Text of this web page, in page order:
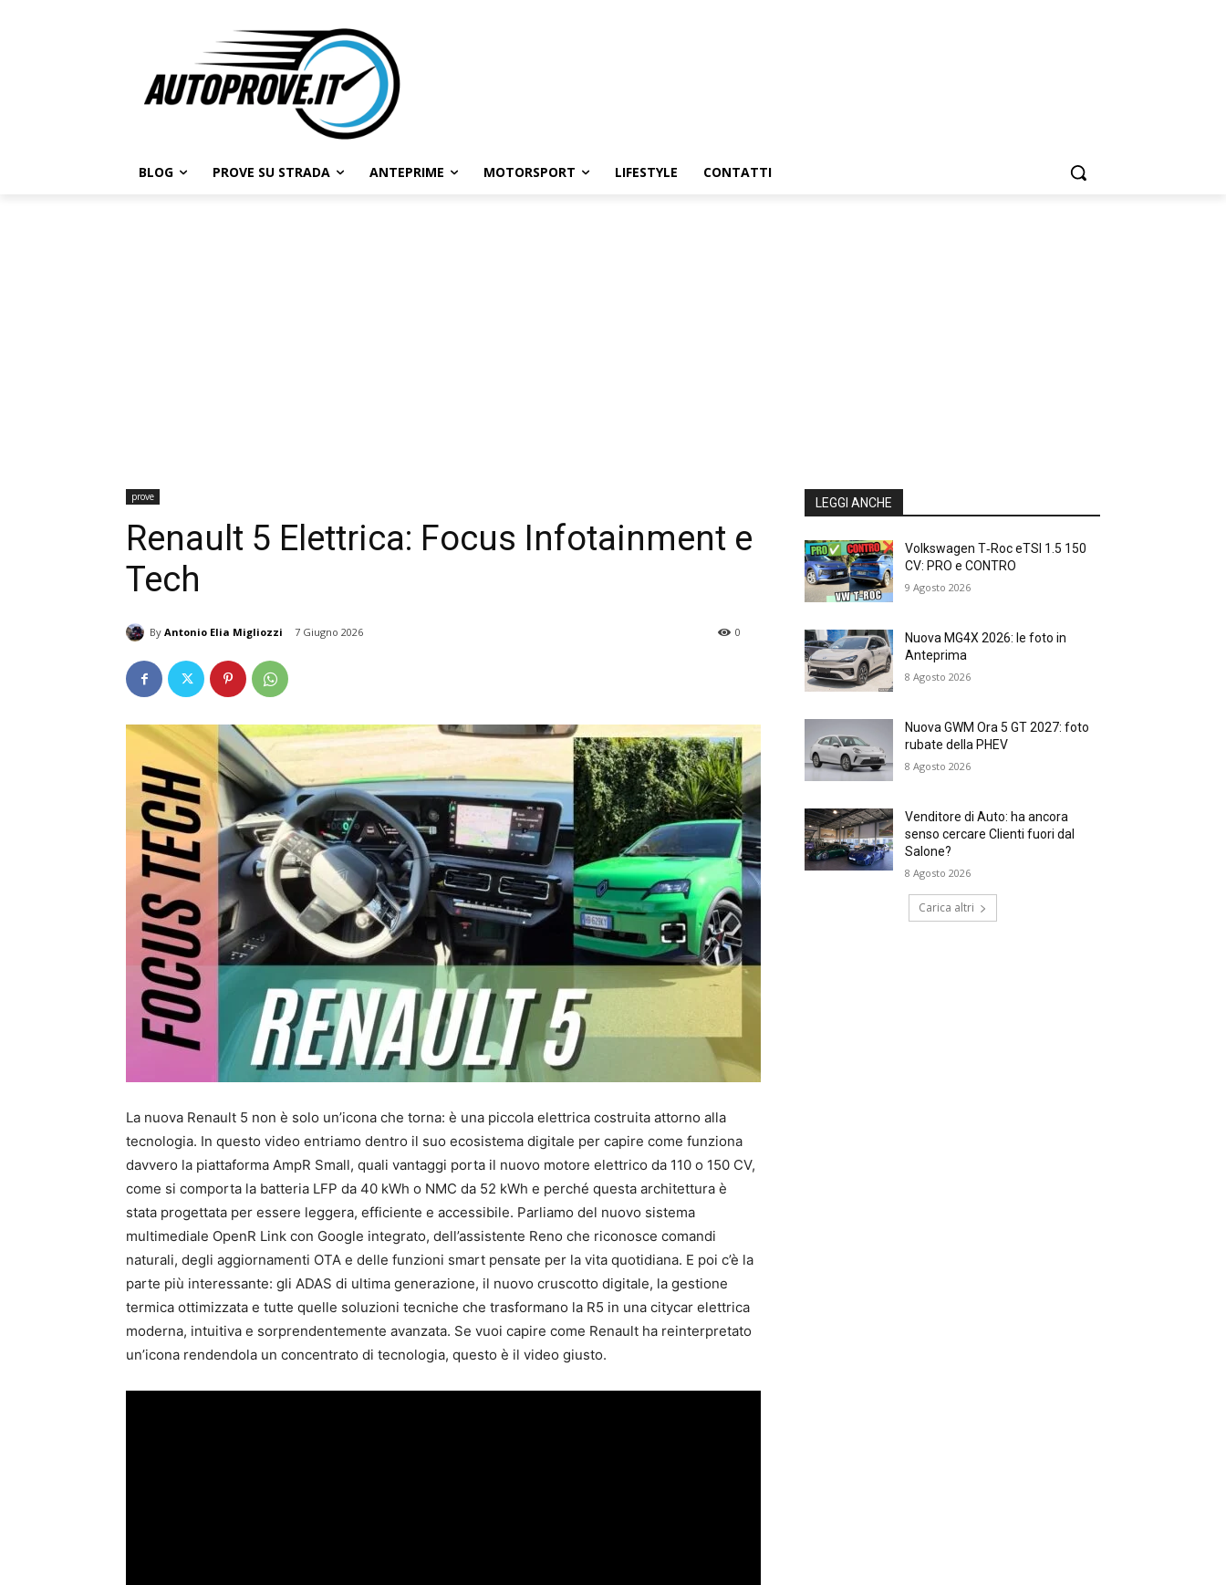
BLOG PROVE SU STRADA ANTEPRIME MOTORSPORT LIFESTYLE CONTATTI
prove
Renault 5 Elettrica: Focus Infotainment e
Tech
By Antonio Elia Migliozzi 7 Giugno 2026 0
La nuova Renault 5 non è solo un’icona che torna: è una piccola elettrica costruita attorno alla
tecnologia. In questo video entriamo dentro il suo ecosistema digitale per capire come funziona
davvero la piattaforma AmpR Small, quali vantaggi porta il nuovo motore elettrico da 110 o 150 CV,
come si comporta la batteria LFP da 40 kWh o NMC da 52 kWh e perché questa architettura è
stata progettata per essere leggera, efficiente e accessibile. Parliamo del nuovo sistema
multimediale OpenR Link con Google integrato, dell’assistente Reno che riconosce comandi
naturali, degli aggiornamenti OTA e delle funzioni smart pensate per la vita quotidiana. E poi c’è la
parte più interessante: gli ADAS di ultima generazione, il nuovo cruscotto digitale, la gestione
termica ottimizzata e tutte quelle soluzioni tecniche che trasformano la R5 in una citycar elettrica
moderna, intuitiva e sorprendentemente avanzata. Se vuoi capire come Renault ha reinterpretato
un’icona rendendola un concentrato di tecnologia, questo è il video giusto.
LEGGI ANCHE
Volkswagen T‑Roc eTSI 1.5 150
CV: PRO e CONTRO
9 Agosto 2026
Nuova MG4X 2026: le foto in
Anteprima
8 Agosto 2026
Nuova GWM Ora 5 GT 2027: foto
rubate della PHEV
8 Agosto 2026
Venditore di Auto: ha ancora
senso cercare Clienti fuori dal
Salone?
8 Agosto 2026
Carica altri